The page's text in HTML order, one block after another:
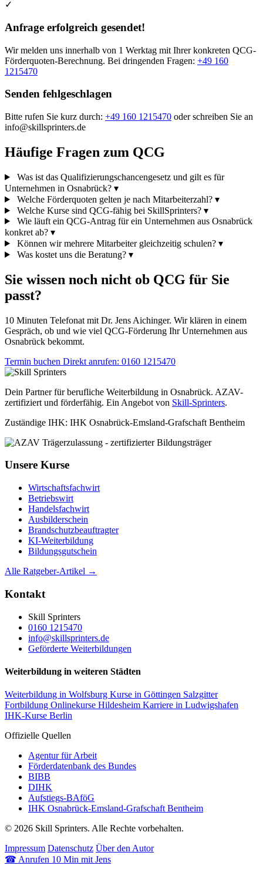
✓
Anfrage erfolgreich gesendet!
Wir melden uns innerhalb von 1 Werktag mit Ihrer konkreten QCG-
Förderquoten-Berechnung. Bei dringenden Fragen: +49 160
1215470
Senden fehlgeschlagen
Bitte rufen Sie kurz durch: +49 160 1215470 oder schreiben Sie an
info@skillsprinters.de
Häufige Fragen zum QCG
Was ist das Qualifizierungschancengesetz und gilt es für
Unternehmen in Osnabrück? ▾
Welche Förderquoten gelten je nach Mitarbeiterzahl? ▾
Welche Kurse sind QCG-fähig bei SkillSprinters? ▾
Wie läuft ein QCG-Antrag für ein Unternehmen aus Osnabrück
konkret ab? ▾
Können wir mehrere Mitarbeiter gleichzeitig schulen? ▾
Was kostet uns die Beratung? ▾
Sie wissen noch nicht ob QCG für Sie
passt?
10 Minuten Telefonat mit Dr. Jens Aichinger. Wir klären in einem
Gespräch, ob und wie viel QCG-Förderung Ihr Unternehmen aus
Osnabrück bekommt.
Termin buchen Direkt anrufen: 0160 1215470
Dein Partner für berufliche Weiterbildung in Osnabrück. AZAV-
zertifiziert und förderfähig. Ein Angebot von Skill-Sprinters.
Zuständige IHK: IHK Osnabrück-Emsland-Grafschaft Bentheim
Unsere Kurse
Wirtschaftsfachwirt
Betriebswirt
Handelsfachwirt
Ausbilderschein
Brandschutzbeauftragter
KI-Weiterbildung
Bildungsgutschein
Alle Ratgeber-Artikel →
Kontakt
Skill Sprinters
0160 1215470
info@skillsprinters.de
Geförderte Weiterbildungen
Weiterbildung in weiteren Städten
Weiterbildung in Wolfsburg Kurse in Göttingen Salzgitter
Fortbildung Onlinekurse Hildesheim Karriere in Ludwigshafen
IHK-Kurse Berlin
Offizielle Quellen
Agentur für Arbeit
Förderdatenbank des Bundes
BIBB
DIHK
Aufstiegs-BAföG
IHK Osnabrück-Emsland-Grafschaft Bentheim
© 2026 Skill Sprinters. Alle Rechte vorbehalten.
Impressum Datenschutz Über den Autor
☎ Anrufen 10 Min mit Jens